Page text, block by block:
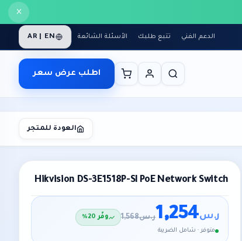
×
الدعم الفني تتبع طلبك الأسئلة الشائعة AR | EN
اطلب عرض سعر
العودة للمتجر
Hikvision DS-3E1518P-SI PoE Network Switch
ر.س1,254ر.س1,568 وفّر 20%
متوفر · شامل الضريبة